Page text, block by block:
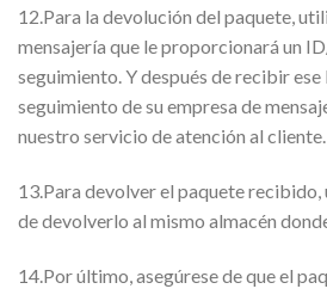
12.Para la devolución del paquete,
mensajería que le proporcionará un
seguimiento. Y después de recibir
seguimiento de su empresa de
nuestro servicio de atención al cliente.
13.Para devolver el paquete
de devolverlo al mismo almacén
14.Por último, asegúrese de que el